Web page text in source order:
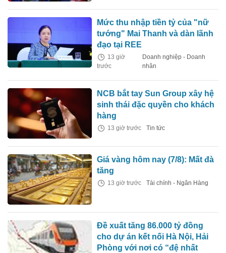
Mức thu nhập tiền tỷ của "nữ
tướng" Mai Thanh và dàn lãnh
đạo tại REE
13 giờ
trước
Doanh nghiệp - Doanh
nhân
NCB bắt tay Sun Group xây hệ
sinh thái đặc quyền cho khách
hàng
13 giờ trước Tin tức
Giá vàng hôm nay (7/8): Mất đà
tăng
13 giờ trước Tài chính - Ngân Hàng
Đề xuất tăng 86.000 tỷ đồng
cho dự án kết nối Hà Nội, Hải
Phòng với nơi có “đệ nhất